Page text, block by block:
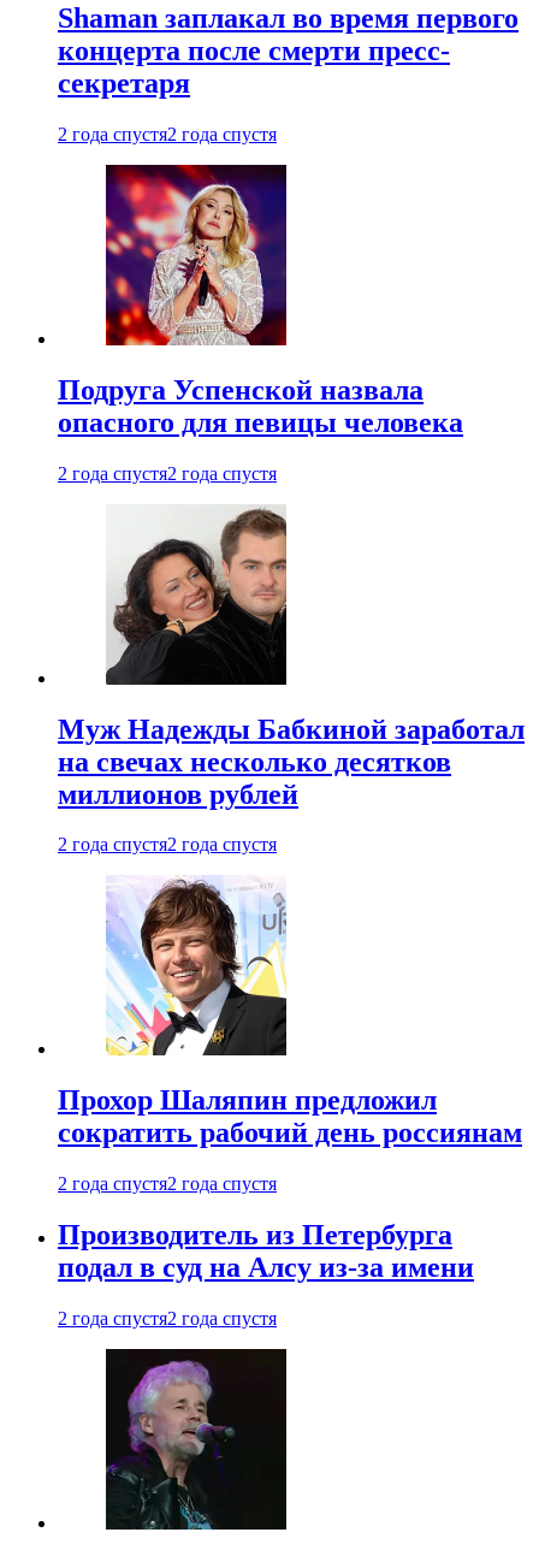
Shaman заплакал во время первого
концерта после смерти пресс-
секретаря
2 года спустя2 года спустя
Подруга Успенской назвала
опасного для певицы человека
2 года спустя2 года спустя
Муж Надежды Бабкиной заработал
на свечах несколько десятков
миллионов рублей
2 года спустя2 года спустя
Прохор Шаляпин предложил
сократить рабочий день россиянам
2 года спустя2 года спустя
Производитель из Петербурга
подал в суд на Алсу из-за имени
2 года спустя2 года спустя